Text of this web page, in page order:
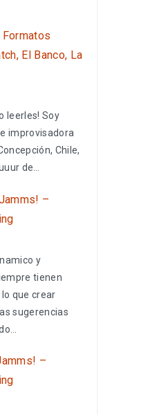
Formatos
El Banco, La
leerles! Soy
improvisadora
Chile,
de…
–
y
tienen
que crear
sugerencias
–